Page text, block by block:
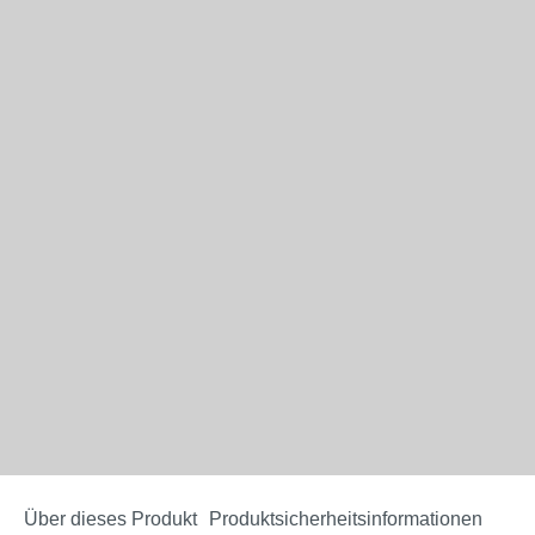
Über dieses Produkt Produktsicherheitsinformationen